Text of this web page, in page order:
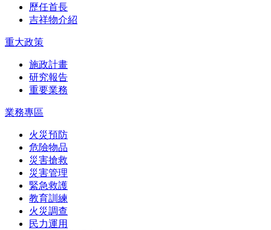
歷任首長
吉祥物介紹
重大政策
施政計畫
研究報告
重要業務
業務專區
火災預防
危險物品
災害搶救
災害管理
緊急救護
教育訓練
火災調查
民力運用